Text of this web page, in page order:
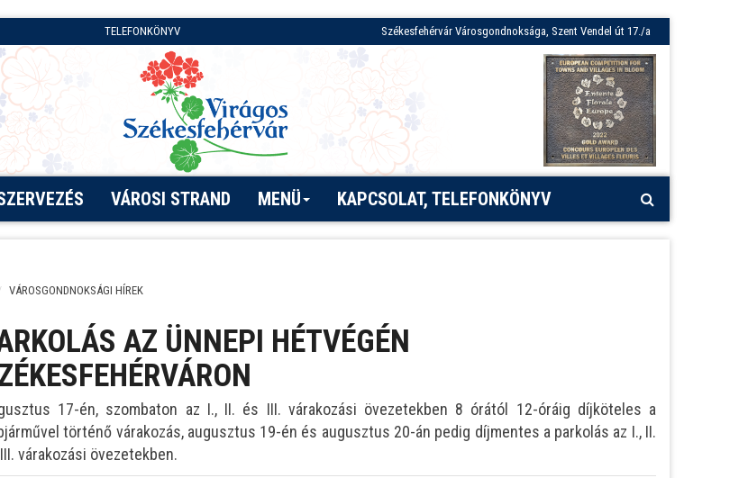
TELEFONKÖNYV Székesfehérvár Városgondnoksága, Szent Vendel út 17./a
VÁROSI STRAND MENÜ KAPCSOLAT, TELEFONKÖNYV
VÁROSGONDNOKSÁGI HÍREK
AZ ÜNNEPI HÉTVÉGÉN
17-én, szombaton az I., II. és III. várakozási övezetekben 8 órától 12-óráig díjköteles a
történő várakozás, augusztus 19-én és augusztus 20-án pedig díjmentes a parkolás az I., II.
várakozási övezetekben.